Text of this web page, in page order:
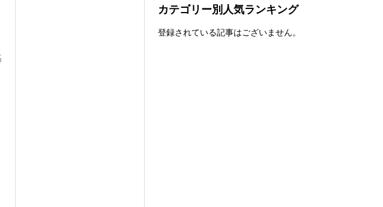
カテゴリー別人気ランキング
登録されている記事はございません。